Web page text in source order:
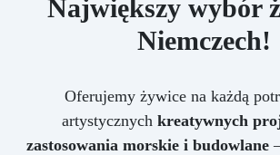
Największy wybór
Niemczech!
Oferujemy żywice na każdą
artystycznych kreatywnych
zastosowania morskie i budowlane